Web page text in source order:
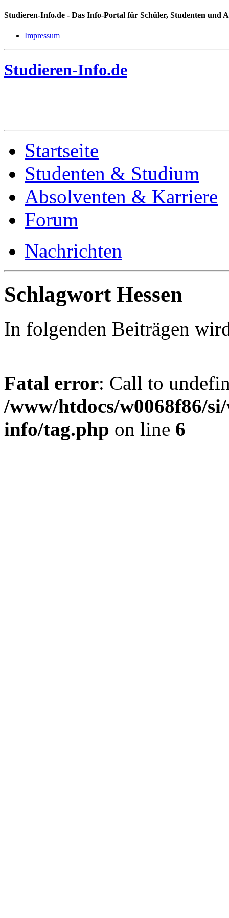
Studieren-Info.de - Das Info-Portal für Schüler, Studenten und
Impressum
Studieren-Info.de
Startseite
Studenten & Studium
Absolventen & Karriere
Forum
Nachrichten
Schlagwort Hessen
In folgenden Beiträgen
Fatal error: Call to
/www/htdocs/w0068f86/
info/tag.php on line 6